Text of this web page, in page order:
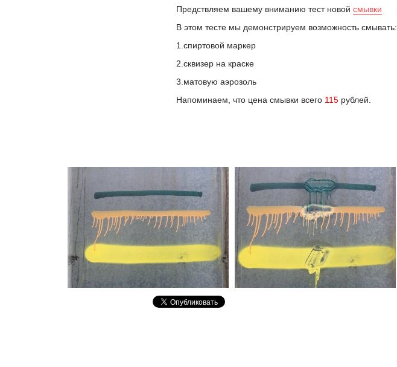
Предствляем вашему вниманию тест новой смывки
В этом тесте мы демонстрируем возможность смывать:
1.спиртовой маркер
2.сквизер на краске
3.матовую аэрозоль
Напоминаем, что цена смывки всего 115 рублей.